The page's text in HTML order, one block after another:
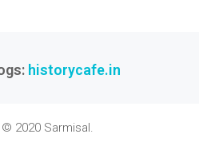
historycafe.in
2020 Sarmisal.